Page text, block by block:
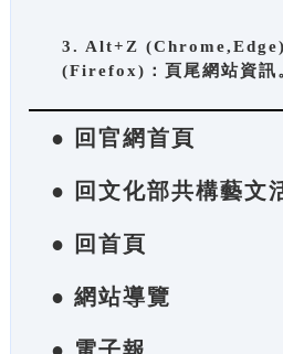
3. Alt+Z
(Firefox)：頁尾網站資訊
● 回官網首頁
● 回文化部共構藝文
● 回首頁
● 網站導覽